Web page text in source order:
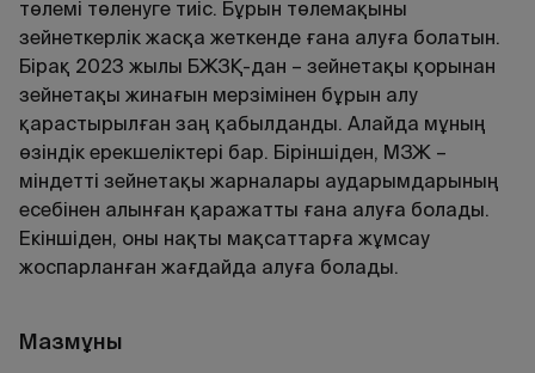
төлемі төленуге тиіс. Бұрын төлемақыны
зейнеткерлік жасқа жеткенде ғана алуға болатын.
Бірақ 2023 жылы БЖЗҚ-дан – зейнетақы қорынан
зейнетақы жинағын мерзімінен бұрын алу
қарастырылған заң қабылданды. Алайда мұның
өзіндік ерекшеліктері бар. Біріншіден, МЗЖ –
міндетті зейнетақы жарналары аударымдарының
есебінен алынған қаражатты ғана алуға болады.
Екіншіден, оны нақты мақсаттарға жұмсау
жоспарланған жағдайда алуға болады.
Мазмұны